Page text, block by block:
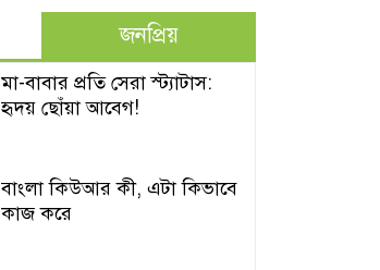
জনপ্রিয়
মা-বাবার প্রতি সেরা স্ট্যাটাস:
হৃদয় ছোঁয়া আবেগ!
বাংলা কিউআর কী, এটা কিভাবে
কাজ করে